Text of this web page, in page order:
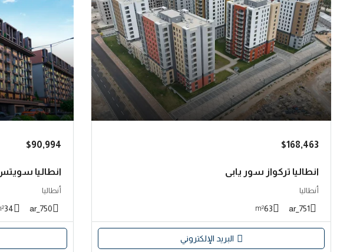
$168,463
انطاليا تركواز سور يابي
أنطاليا
751_ar
63
m²
البريد الإلكتروني
$90,994
انطاليا
أنطاليا
750_ar
34